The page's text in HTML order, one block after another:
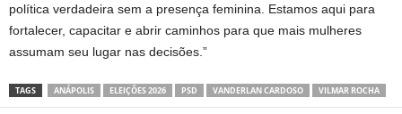
política verdadeira sem a presença feminina. Estamos aqui para
fortalecer, capacitar e abrir caminhos para que mais mulheres
assumam seu lugar nas decisões.”
TAGS ANÁPOLIS ELEIÇÕES 2026 PSD VANDERLAN CARDOSO VILMAR ROCHA